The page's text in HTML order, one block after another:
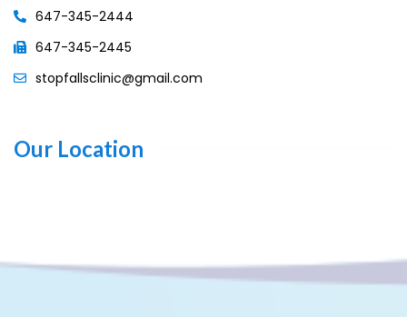
647-345-2444
647-345-2445
stopfallsclinic@gmail.com
Our Location